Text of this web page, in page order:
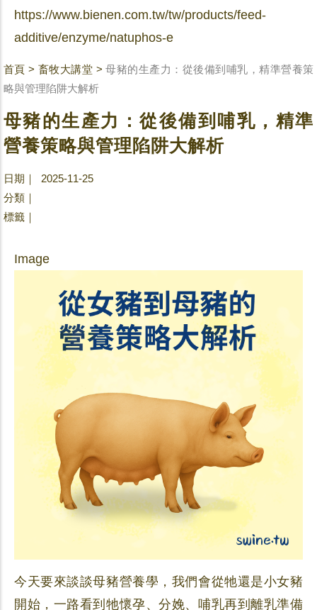
https://www.bienen.com.tw/tw/products/feed-
additive/enzyme/natuphos-e
首頁 > 畜牧大講堂 >母豬的生產力：從後備到哺乳，精準營養策
略與管理陷阱大解析
母豬的生產力：從後備到哺乳，精準
營養策略與管理陷阱大解析
日期｜ 2025-11-25
分類｜
標籤｜
Image
今天要來談談母豬營養學，我們會從牠還是小女豬
開始，一路看到牠懷孕、分娩、哺乳再到離乳準備